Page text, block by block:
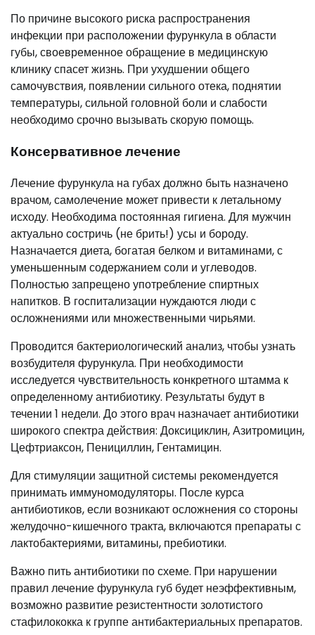
По причине высокого риска распространения
инфекции при расположении фурункула в области
губы, своевременное обращение в медицинскую
клинику спасет жизнь. При ухудшении общего
самочувствия, появлении сильного отека, поднятии
температуры, сильной головной боли и слабости
необходимо срочно вызывать скорую помощь.
Консервативное лечение
Лечение фурункула на губах должно быть назначено
врачом, самолечение может привести к летальному
исходу. Необходима постоянная гигиена. Для мужчин
актуально состричь (не брить!) усы и бороду.
Назначается диета, богатая белком и витаминами, с
уменьшенным содержанием соли и углеводов.
Полностью запрещено употребление спиртных
напитков. В госпитализации нуждаются люди с
осложнениями или множественными чирьями.
Проводится бактериологический анализ, чтобы узнать
возбудителя фурункула. При необходимости
исследуется чувствительность конкретного штамма к
определенному антибиотику. Результаты будут в
течении 1 недели. До этого врач назначает антибиотики
широкого спектра действия: Доксициклин, Азитромицин,
Цефтриаксон, Пенициллин, Гентамицин.
Для стимуляции защитной системы рекомендуется
принимать иммуномодуляторы. После курса
антибиотиков, если возникают осложнения со стороны
желудочно-кишечного тракта, включаются препараты с
лактобактериями, витамины, пребиотики.
Важно пить антибиотики по схеме. При нарушении
правил лечение фурункула губ будет неэффективным,
возможно развитие резистентности золотистого
стафилококка к группе антибактериальных препаратов.